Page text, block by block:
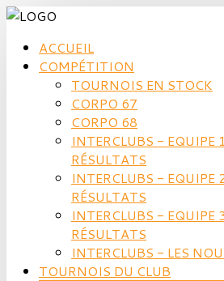
ACCUEIL
COMPÉTITION
TOURNOIS EN STOCK
CORPO 67
CORPO 68
INTERCLUBS - EQUIPE
RÉSULTATS
INTERCLUBS - EQUIPE
RÉSULTATS
INTERCLUBS - EQUIPE
RÉSULTATS
INTERCLUBS - LES
TOURNOIS DU CLUB